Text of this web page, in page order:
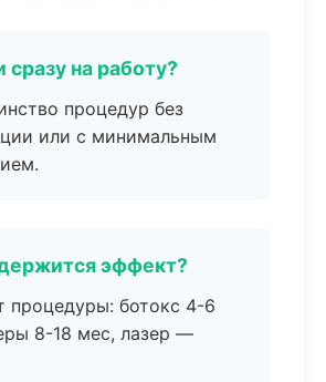
на работу?
процедур без
или с минимальным
эффект?
процедуры: ботокс 4-6
8-18 мес, лазер —